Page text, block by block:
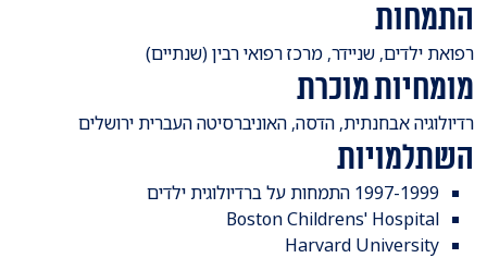
התמחות
​רפואת ילדים, שניידר, מרכז רפואי רבין (שנתיים)
מומחיות מוכרת
​רדיולוגיה אבחנתית, הדסה, האוניברסיטה העברית ירושלים
השתלמויות
1997-1999 התמחות על ברדיולוגית ילדים
Boston Childrens' Hospital
Harvard University